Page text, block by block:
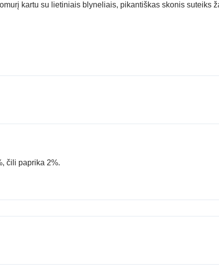
kartu su lietiniais blyneliais, pikantiškas skonis suteiks
čili paprika 2%.